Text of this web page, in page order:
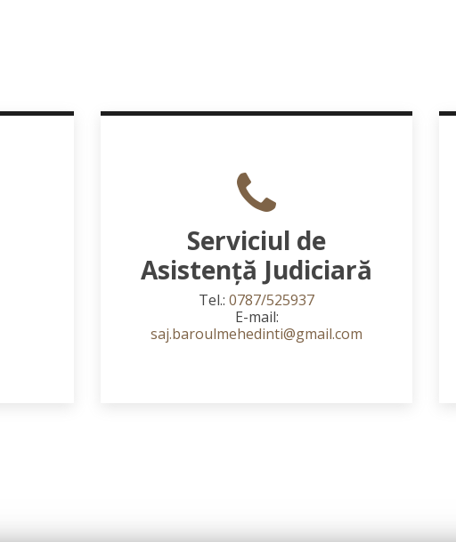
Serviciul de
Asistență Judiciară
Tel.: 0787/525937
E-mail:
saj.baroulmehedinti@gmail.com